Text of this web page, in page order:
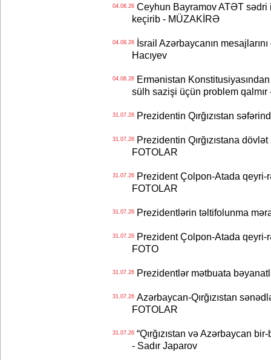
04.08.26Ceyhun Bayramov ATƏT sədri
keçirib - MÜZAKİRƏ
04.08.26İsrail Azərbaycanın
Hacıyev
04.08.26Ermənistan Konstitusiyasından
sülh sazişi üçün problem qalmır
31.07.26Prezidentin Qırğızıstan
31.07.26Prezidentin Qırğızıstana dövlət
FOTOLAR
31.07.26Prezident Çolpon-Atada qeyri-
FOTOLAR
31.07.26Prezidentlərin təltifolunma
31.07.26Prezident Çolpon-Atada qeyri-
FOTO
31.07.26Prezidentlər mətbuata
31.07.26Azərbaycan-Qırğızıstan
FOTOLAR
31.07.26“Qırğızıstan və Azərbaycan
- Sadır Japarov